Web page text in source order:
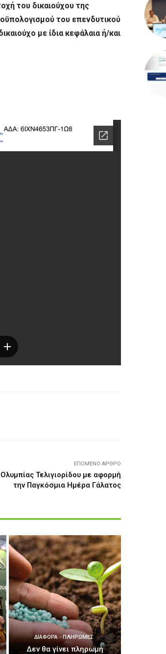
του δικαιούχου της
του επενδυτικού
με ίδια κεφάλαια ή/και
ΕΠΌΜΕΝΟ ΆΡΘΡΟ
Τελιγιορίδου με αφορμή
την Παγκόσμια Ημέρα Γάλατος
ΔΙΆΦΟΡΑ - ΠΛΗΡΩΜΈΣ
Δεν θα γίνει πληρωμή